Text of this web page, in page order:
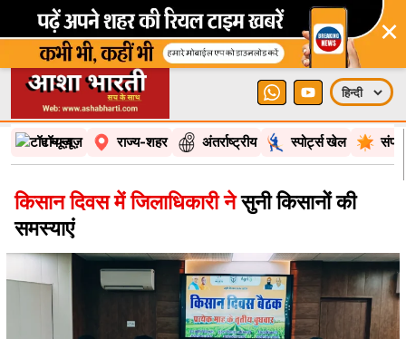
×
टॉप न्यूज़ राज्य-शहर अंतर्राष्ट्रीय स्पोर्ट्स खेल
किसान दिवस में जिलाधिकारी नेसुनी किसानों की
समस्याएं